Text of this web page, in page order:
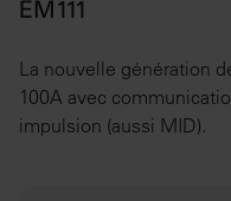
EM111
La nouvelle génération
100A avec
impulsion (aussi MID).